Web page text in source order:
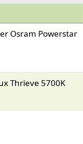
Osram Powerstar
Thrieve 5700K